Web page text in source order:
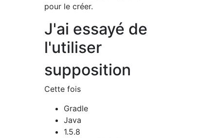
pour le créer.
J'ai essayé de
l'utiliser
supposition
Cette fois
Gradle
Java
1.5.8